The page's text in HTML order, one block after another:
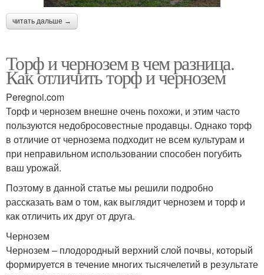
читать дальше →
Торф и чернозем в чем разница.
Как отличить торф и чернозем
Peregnoi.com
Торф и чернозем внешне очень похожи, и этим часто
пользуются недобросовестные продавцы. Однако торф
в отличие от чернозема подходит не всем культурам и
при неправильном использовании способен погубить
ваш урожай.
Поэтому в данной статье мы решили подробно
рассказать вам о том, как выглядит чернозем и торф и
как отличить их друг от друга.
Чернозем
Чернозем – плодородный верхний слой почвы, который
формируется в течение многих тысячелетий в результате